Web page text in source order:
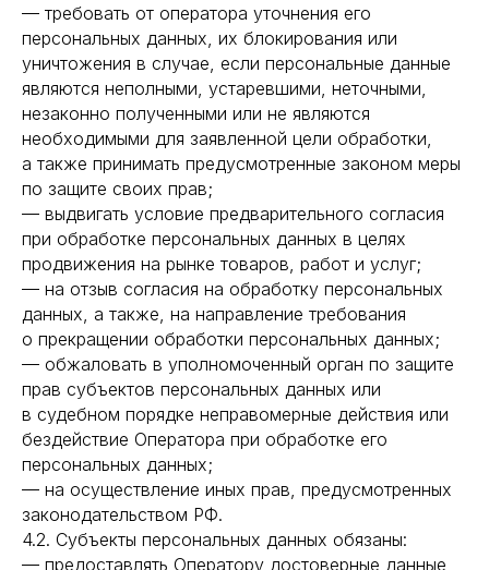
— требовать от оператора уточнения его
персональных данных, их блокирования или
уничтожения в случае, если персональные данные
являются неполными, устаревшими, неточными,
незаконно полученными или не являются
необходимыми для заявленной цели обработки,
а также принимать предусмотренные законом меры
по защите своих прав;
— выдвигать условие предварительного согласия
при обработке персональных данных в целях
продвижения на рынке товаров, работ и услуг;
— на отзыв согласия на обработку персональных
данных, а также, на направление требования
о прекращении обработки персональных данных;
— обжаловать в уполномоченный орган по защите
прав субъектов персональных данных или
в судебном порядке неправомерные действия или
бездействие Оператора при обработке его
персональных данных;
— на осуществление иных прав, предусмотренных
законодательством РФ.
4.2. Субъекты персональных данных обязаны:
— предоставлять Оператору достоверные данные